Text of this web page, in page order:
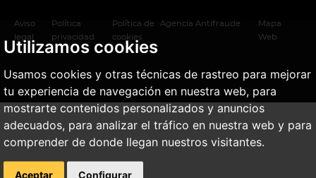
Utilizamos cookies
Usamos cookies y otras técnicas de rastreo para mejorar
tu experiencia de navegación en nuestra web, para
mostrarte contenidos personalizados y anuncios
adecuados, para analizar el tráfico en nuestra web y para
comprender de donde llegan nuestros visitantes.
Aceptar Configurar
Aviso
legal
Política
privacidad
Política de
cookies
Agencia Antifraude
Mapa
Web